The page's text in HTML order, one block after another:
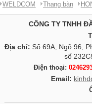
WELDCOM
Thang bàn
CÔNG TY TNHH
Địa chỉ: Số 69A, Ngõ 96,
số
Điện thoại:
Email: